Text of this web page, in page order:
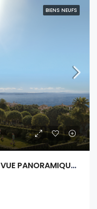
BIENS NEUFS
NOUVEAUX APPARTEMENTS VUE PANORAMIQUE SUR LA MER – ESTEPONA